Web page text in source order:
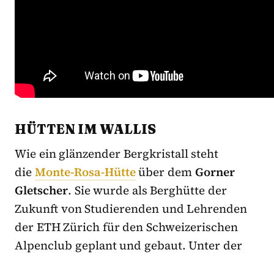
HÜTTEN IM WALLIS
Wie ein glänzender Bergkristall steht
dieMonte-Rosa-Hütteüber demGorner
Gletscher. Sie wurde als Berghütte der
Zukunft von Studierenden und Lehrenden
der ETH Zürich für den Schweizerischen
Alpenclub geplant und gebaut. Unter der